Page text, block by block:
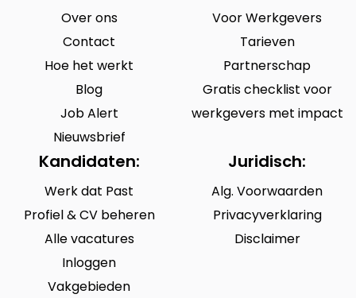
Over ons
Contact
Hoe het werkt
Blog
Job Alert
Nieuwsbrief
Voor Werkgevers
Tarieven
Partnerschap
Gratis checklist voor
werkgevers met impact
Kandidaten:
Werk dat Past
Profiel & CV beheren
Alle vacatures
Inloggen
Vakgebieden
Juridisch:
Alg. Voorwaarden
Privacyverklaring
Disclaimer